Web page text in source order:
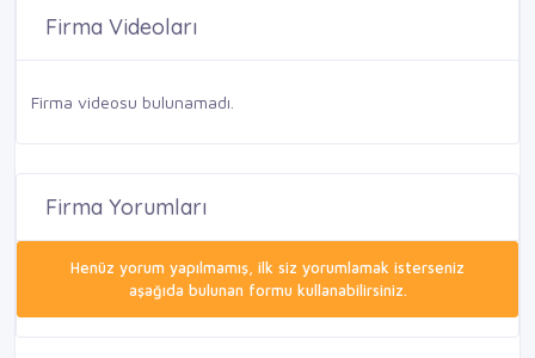
Firma Videoları
Firma videosu bulunamadı.
Firma Yorumları
Henüz yorum yapılmamış, ilk siz yorumlamak isterseniz
aşağıda bulunan formu kullanabilirsiniz.